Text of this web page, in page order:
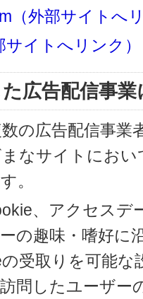
（外部サイトへ
サイトへリンク）
広告配信事
の広告配信事業
なサイトにお
。
、アクセスデ
の趣味・嗜好に
受取りを可能
問したユーザー